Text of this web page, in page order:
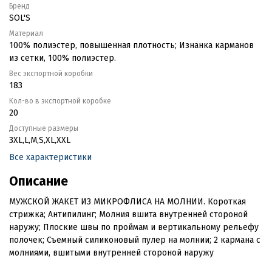
Бренд
SOL'S
Материал
100% полиэстер, повышенная плотность; Изнанка карманов
из сетки, 100% полиэстер.
Вес экспортной коробки
183
Кол-во в экспортной коробке
20
Доступные размеры
3XL,L,M,S,XL,XXL
Все характеристики
Описание
МУЖСКОЙ ЖАКЕТ ИЗ МИКРОФЛИСА НА МОЛНИИ. Короткая
стрижка; Антипилинг; Молния вшита внутренней стороной
наружу; Плоские швы по проймам и вертикальному рельефу
полочек; Съемный силиконовый пулер на молнии; 2 кармана с
молниями, вшитыми внутренней стороной наружу